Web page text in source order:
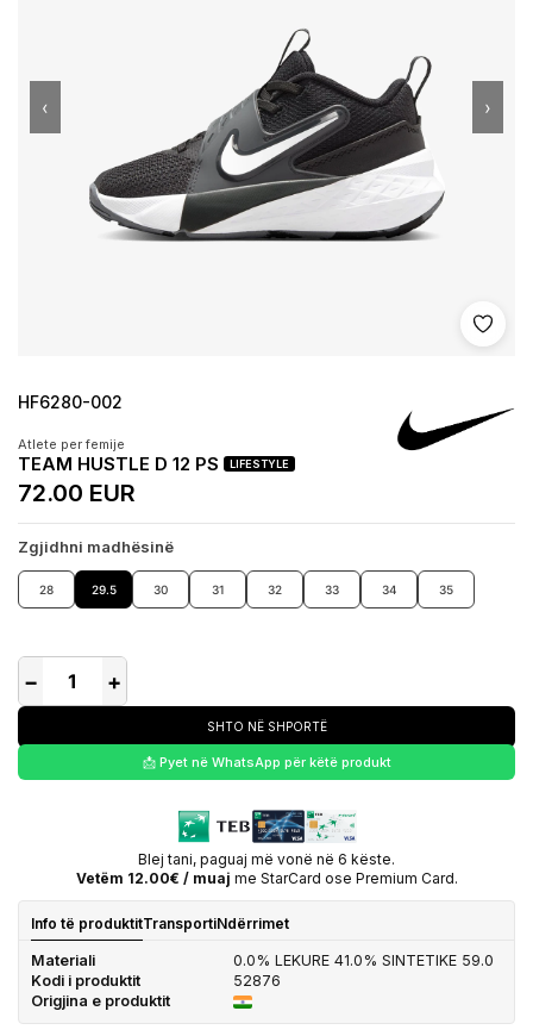
Shto
‹ ›
HF6280-002
Atlete per femije
TEAM HUSTLE D 12 PS LIFESTYLE
72.00 EUR
Zgjidhni madhësinë
28 29.5 30 31 32 33 34 35
− +
SHTO NË SHPORTË
📩 Pyet në WhatsApp për këtë produkt
Blej tani, paguaj më vonë në 6 këste.
Vetëm 12.00€ / muaj me StarCard ose Premium Card.
Info të produktitTransportiNdërrimet
Materiali
0.0% LEKURE 41.0% SINTETIKE 59.0
Kodi i produktit
52876
Origjina e produktit